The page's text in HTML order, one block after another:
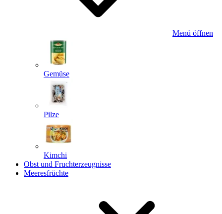
Menü öffnen
Gemüse
Pilze
Kimchi
Obst und Fruchterzeugnisse
Meeresfrüchte